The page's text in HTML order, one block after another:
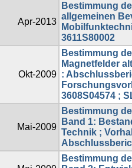
Apr-2013
Bestimmung
allgemeinen
3611S80002
Okt-2009
Bestimmung
Magnetfelder
:
3608S04574 ;
Mai-2009
Bestimmung
Band 1:
Technik ;
Bestimmung